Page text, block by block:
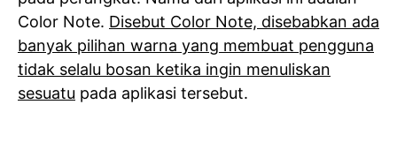
Color Note. Disebut Color Note, disebabkan ada
banyak pilihan warna yang membuat pengguna
tidak selalu bosan ketika ingin menuliskan
sesuatu pada aplikasi tersebut.